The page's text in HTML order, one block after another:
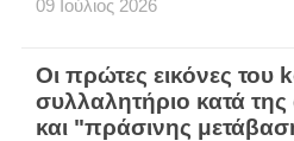
09 Ιούλιος 2026
Οι πρώτες εικόνες του
συλλαλητήριο κατά της
και "πράσινης